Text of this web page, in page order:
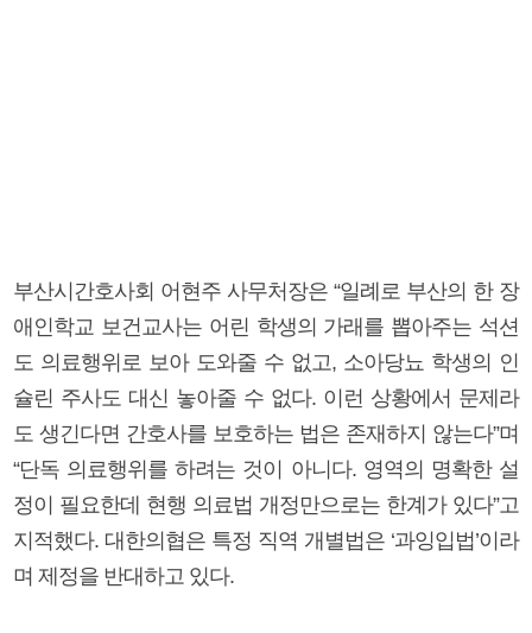
부산시간호사회 어현주 사무처장은 “일례로 부산의 한 장
애인학교 보건교사는 어린 학생의 가래를 뽑아주는 석션
도 의료행위로 보아 도와줄 수 없고, 소아당뇨 학생의 인
슐린 주사도 대신 놓아줄 수 없다. 이런 상황에서 문제라
도 생긴다면 간호사를 보호하는 법은 존재하지 않는다”며
“단독 의료행위를 하려는 것이 아니다. 영역의 명확한 설
정이 필요한데 현행 의료법 개정만으로는 한계가 있다”고
지적했다. 대한의협은 특정 직역 개별법은 ‘과잉입법’이라
며 제정을 반대하고 있다.